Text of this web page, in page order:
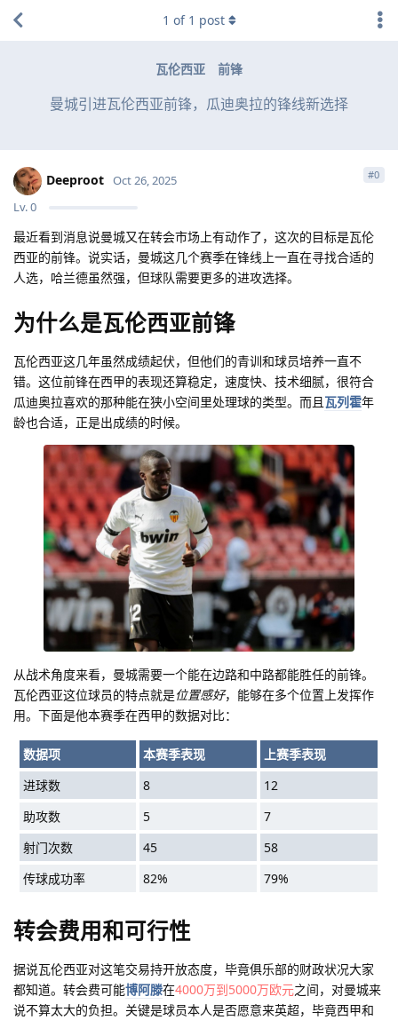
瓦伦西亚 前锋
曼城引进瓦伦西亚前锋，瓜迪奥拉的锋线新选择
1 of 1 post
Deeproot
Lv.0
Oct 26, 2025 #0
最近看到消息说曼城又在转会市场上有动作了，这次的目标是瓦伦
西亚的前锋。说实话，曼城这几个赛季在锋线上一直在寻找合适的
人选，哈兰德虽然强，但球队需要更多的进攻选择。
为什么是瓦伦西亚前锋
瓦伦西亚这几年虽然成绩起伏，但他们的青训和球员培养一直不
错。这位前锋在西甲的表现还算稳定，速度快、技术细腻，很符合
瓜迪奥拉喜欢的那种能在狭小空间里处理球的类型。而且瓦列霍年
龄也合适，正是出成绩的时候。
从战术角度来看，曼城需要一个能在边路和中路都能胜任的前锋。
瓦伦西亚这位球员的特点就是位置感好，能够在多个位置上发挥作
用。下面是他本赛季在西甲的数据对比：
数据项 本赛季表现
上赛季表现
进球数
8
12
助攻数
5
7
射门次数
45
58
传球成功率
82% 79%
转会费用和可行性
据说瓦伦西亚对这笔交易持开放态度，毕竟俱乐部的财政状况大家
都知道。转会费可能博阿滕在4000万到5000万欧元之间，对曼城来
说不算太大的负担。关键是球员本人是否愿意来英超，毕竟西甲和